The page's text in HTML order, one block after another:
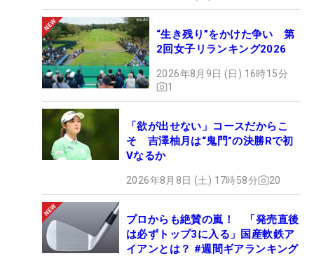
“生き残り”をかけた争い 第
2回女子リランキング2026
2026年8月9日 (日) 16時15分
1
「欲が出せない」コースだからこ
そ 吉澤柚月は“鬼門”の決勝Rで初
Vなるか
2026年8月8日 (土) 17時58分 20
プロからも絶賛の嵐！ 「発売直後
は必ずトップ3に入る」国産軟鉄ア
イアンとは？ #週間ギアランキング